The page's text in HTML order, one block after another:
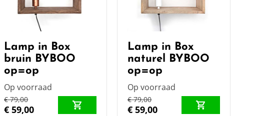
Lamp in Box
bruin BYBOO
op=op
Op voorraad
€ 79,00
€ 59,00
Lamp in Box
naturel BYBOO
op=op
Op voorraad
€ 79,00
€ 59,00